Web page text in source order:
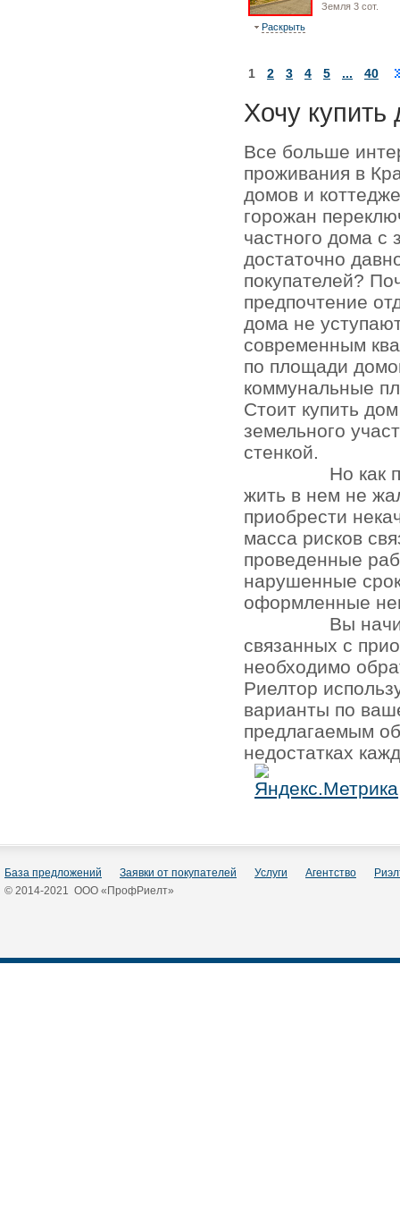
Земля 3 сот.
Раскрыть
1 2 3 4 5 ... 40
Хочу купить
Все больше
проживания в
домов и
горожан
частного дома с
достаточно
покупателей?
предпочтение
дома не
современным
по площади
коммунальные
Стоит купить
земельного
стенкой.
Но как
жить в нем не
приобрести
масса рисков
проведенные
нарушенные
оформленные
Вы
связанных с
необходимо
Риелтор
варианты по
предлагаемым
недостатках
База предложений Заявки от покупателей Услуги Агентство
© 2014-2021 ООО «ПрофРиелт»